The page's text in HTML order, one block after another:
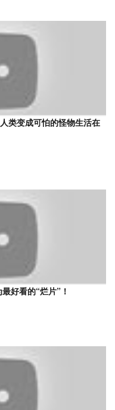
类变成可怕的怪物生活在
好看的“烂片”！